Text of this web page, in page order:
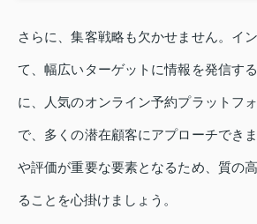
さらに、集客戦略も欠かせません。イ
て、幅広いターゲットに情報を発信す
に、人気のオンライン予約プラットフ
で、多くの潜在顧客にアプローチでき
や評価が重要な要素となるため、質の
ることを心掛けましょう。